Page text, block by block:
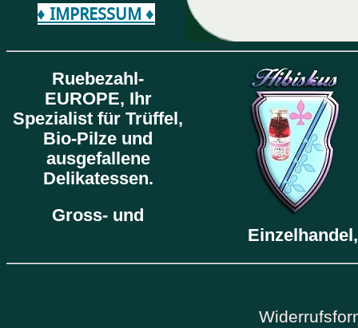
♦ IMPRESSUM ♦
Ruebezahl-
EUROPE, Ihr
Spezialist für Trüffel,
Bio-Pilze und
ausgefallene
Delikatessen.
Gross- und